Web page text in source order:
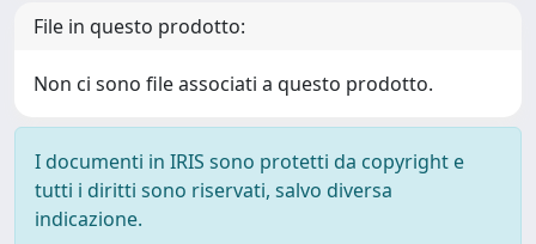
File in questo prodotto:
Non ci sono file associati a questo prodotto.
I documenti in IRIS sono protetti da copyright e
tutti i diritti sono riservati, salvo diversa
indicazione.